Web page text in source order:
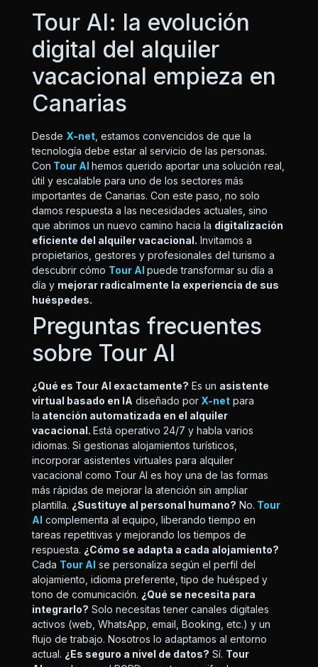
Tour AI: la evolución
digital del alquiler
vacacional empieza en
Canarias
Desde X-net, estamos convencidos de que la
tecnología debe estar al servicio de las personas.
Con Tour AI hemos querido aportar una solución real,
útil y escalable para uno de los sectores más
importantes de Canarias. Con este paso, no solo
damos respuesta a las necesidades actuales, sino
que abrimos un nuevo camino hacia la digitalización
eficiente del alquiler vacacional. Invitamos a
propietarios, gestores y profesionales del turismo a
descubrir cómo Tour AI puede transformar su día a
día y mejorar radicalmente la experiencia de sus
huéspedes.
Preguntas frecuentes
sobre Tour AI
¿Qué es Tour AI exactamente? Es un asistente
virtual basado en IA diseñado porX-net para
la atención automatizada en el alquiler
vacacional. Está operativo 24/7 y habla varios
idiomas. Si gestionas alojamientos turísticos,
incorporar asistentes virtuales para alquiler
vacacional como Tour AI es hoy una de las formas
más rápidas de mejorar la atención sin ampliar
plantilla. ¿Sustituye al personal humano? No. Tour
AI complementa al equipo, liberando tiempo en
tareas repetitivas y mejorando los tiempos de
respuesta. ¿Cómo se adapta a cada alojamiento?
Cada Tour AI se personaliza según el perfil del
alojamiento, idioma preferente, tipo de huésped y
tono de comunicación. ¿Qué se necesita para
integrarlo? Solo necesitas tener canales digitales
activos (web, WhatsApp, email, Booking, etc.) y un
flujo de trabajo. Nosotros lo adaptamos al entorno
actual. ¿Es seguro a nivel de datos? Sí. Tour